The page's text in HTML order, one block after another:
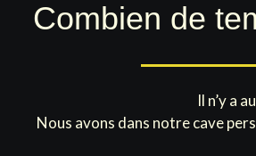
Combien de
Il n’y a
Nous avons dans notre cave